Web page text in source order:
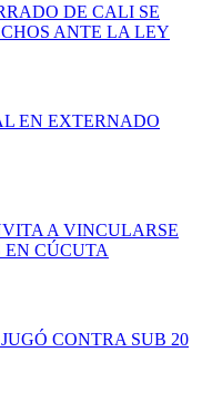
DE CALI SE
ANTE LA LEY
EN EXTERNADO
A VINCULARSE
EN CÚCUTA
CONTRA SUB 20